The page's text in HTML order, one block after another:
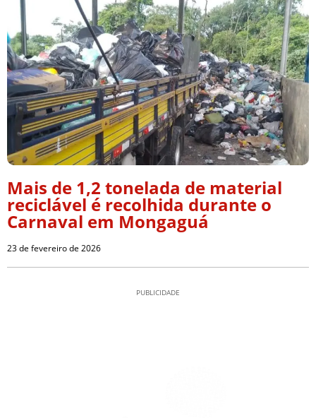
Mais de 1,2 tonelada de material
reciclável é recolhida durante o
Carnaval em Mongaguá
23 de fevereiro de 2026
PUBLICIDADE